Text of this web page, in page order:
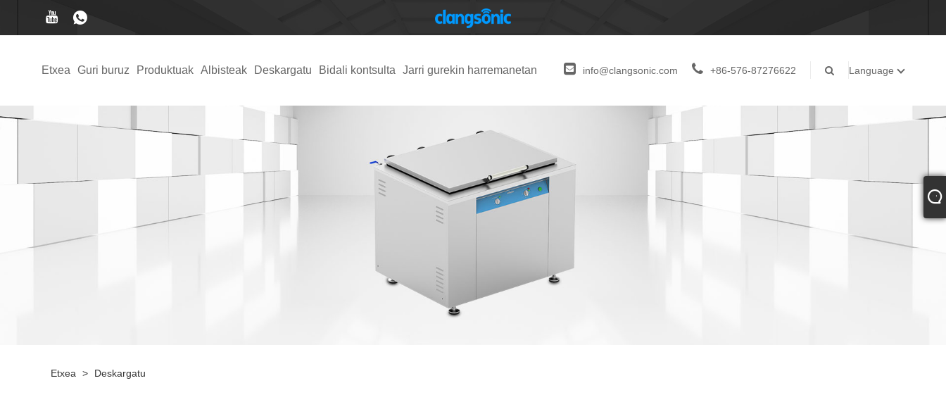
Etxea Guri buruz Produktuak Albisteak Deskargatu Bidali kontsulta Jarri gurekin harremanetan info@clangsonic.com +86-576-87276622 Language
Etxea > Deskargatu